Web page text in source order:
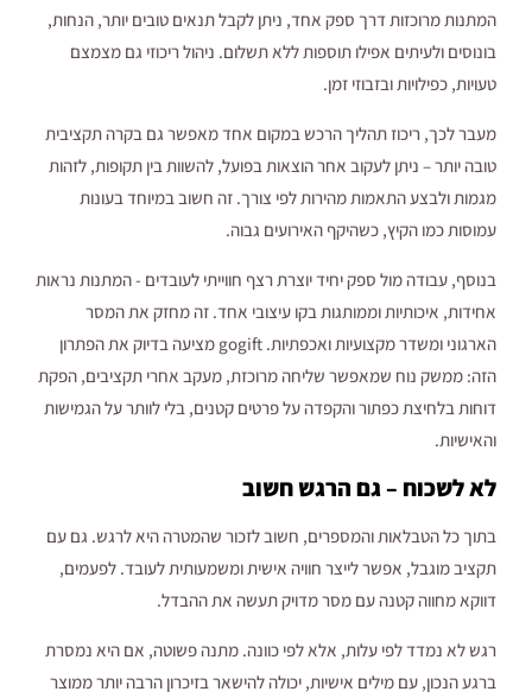
המתנות מרוכזות דרך ספק אחד, ניתן לקבל תנאים טובים יותר, הנחות,
בונוסים ולעיתים אפילו תוספות ללא תשלום. ניהול ריכוזי גם מצמצם
טעויות, כפילויות ובזבוזי זמן.
מעבר לכך, ריכוז תהליך הרכש במקום אחד מאפשר גם בקרה תקציבית
טובה יותר – ניתן לעקוב אחר הוצאות בפועל, להשוות בין תקופות, לזהות
מגמות ולבצע התאמות מהירות לפי צורך. זה חשוב במיוחד בעונות
עמוסות כמו הקיץ, כשהיקף האירועים גבוה.
בנוסף, עבודה מול ספק יחיד יוצרת רצף חווייתי לעובדים - המתנות נראות
אחידות, איכותיות וממותגות בקו עיצובי אחד. זה מחזק את המסר
הארגוני ומשדר מקצועיות ואכפתיות. gogift מציעה בדיוק את הפתרון
הזה: ממשק נוח שמאפשר שליחה מרוכזת, מעקב אחרי תקציבים, הפקת
דוחות בלחיצת כפתור והקפדה על פרטים קטנים, בלי לוותר על הגמישות
והאישיות.
לא לשכוח – גם הרגש חשוב
בתוך כל הטבלאות והמספרים, חשוב לזכור שהמטרה היא לרגש. גם עם
תקציב מוגבל, אפשר לייצר חוויה אישית ומשמעותית לעובד. לפעמים,
דווקא מחווה קטנה עם מסר מדויק תעשה את ההבדל.
רגש לא נמדד לפי עלות, אלא לפי כוונה. מתנה פשוטה, אם היא נמסרת
ברגע הנכון, עם מילים אישיות, יכולה להישאר בזיכרון הרבה יותר ממוצר